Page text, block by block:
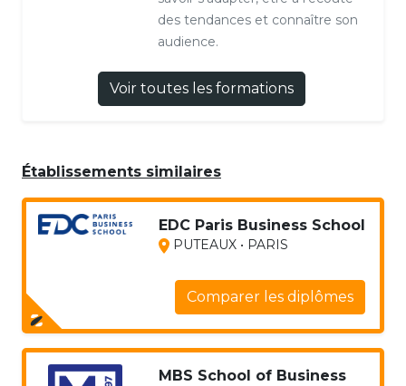
des tendances et connaître son
audience.
Voir toutes les formations
Établissements similaires
EDC Paris Business School
PUTEAUX • PARIS
Comparer les diplômes
MBS School of Business